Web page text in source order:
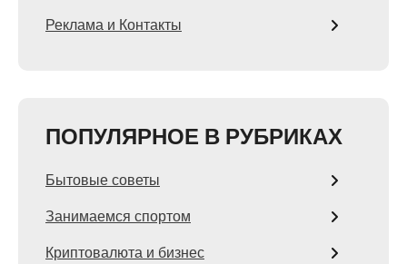
Реклама и Контакты
ПОПУЛЯРНОЕ В РУБРИКАХ
Бытовые советы
Занимаемся спортом
Криптовалюта и бизнес